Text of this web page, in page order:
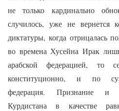
не только кардинально
случилось, уже не вернется
диктатуры, когда отрицалась
во времена Хусейна Ирак
арабской федерацией,
конституционно, и по
федерация. Признание и
Курдистана в качестве